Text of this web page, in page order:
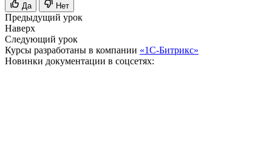
Да Нет
Предыдущий урок
Наверх
Следующий урок
Курсы разработаны в компании «1С-Битрикс»
Новинки документации в соцсетях: